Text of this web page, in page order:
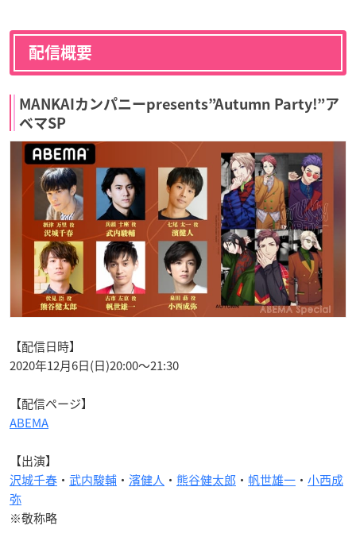
配信概要
MANKAIカンパニーpresents”Autumn Party!”ア
ベマSP
【配信日時】
2020年12月6日(日)20:00〜21:30
【配信ページ】
ABEMA
【出演】
沢城千春 ・ 武内駿輔 ・ 濱健人 ・ 熊谷健太郎 ・ 帆世雄一 ・ 小西成
弥
※敬称略